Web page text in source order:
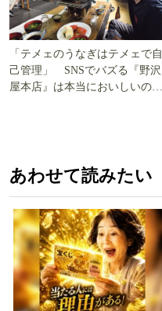
「テメェのうなぎはテメェで自
己管理」 SNSでバズる『野沢
屋本店』は本当においしいの
あわせて読みたい